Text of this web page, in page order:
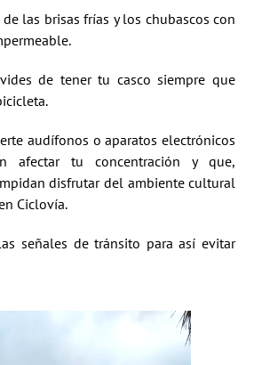
las brisas frías y los chubascos con
de tener tu casco siempre que
audífonos o aparatos electrónicos
afectar tu concentración y que,
disfrutar del ambiente cultural
Ciclovía.
señales de tránsito para así evitar